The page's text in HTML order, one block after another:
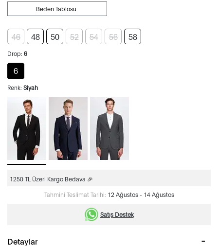
Beden Tablosu
46 48 50 52 54 56 58
Drop: 6
6
Renk: Siyah
1250 TL Üzeri Kargo Bedava 🎉
Tahmini Teslimat Tarihi: 12 Ağustos - 14 Ağustos
Satış Destek
Detaylar